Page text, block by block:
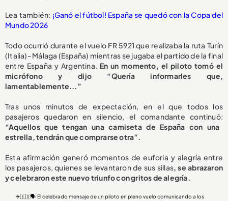
Lea también: ¡Ganó el fútbol! España se quedó con la Copa del
Mundo 2026
Todo ocurrió durante el vuelo FR 5921 que realizaba la ruta Turín
(Italia)- Málaga (España) mientras se jugaba el partido de la final
entre España y Argentina. En un momento, el piloto tomó el
micrófono y dijo “Quería informarles que,
lamentablemente...”
Tras unos minutos de expectación, en el que todos los
pasajeros quedaron en silencio, el comandante continuó:
“Aquellos que tengan una camiseta de España con una
estrella, tendrán que comprarse otra”.
Esta afirmación generó momentos de euforia y alegría entre
los pasajeros, quienes se levantaron de sus sillas, se abrazaron
y celebraron este nuevo triunfo con gritos de alegría.
✈️🇪🇸🗣️ El celebrado mensaje de un piloto en pleno vuelo comunicando a los